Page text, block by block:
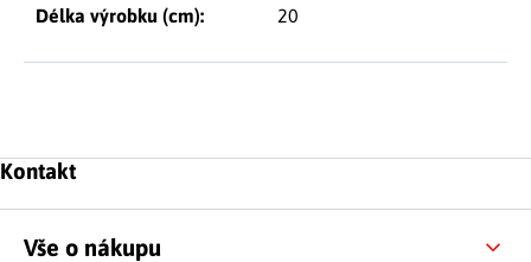
Délka výrobku (cm): 20
Zápatí
Kontakt
Vše o nákupu